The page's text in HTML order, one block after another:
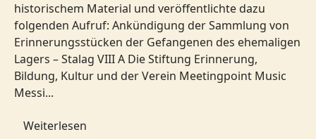
historischem Material und veröffentlichte dazu
folgenden Aufruf: Ankündigung der Sammlung von
Erinnerungsstücken der Gefangenen des ehemaligen
Lagers – Stalag VIII A Die Stiftung Erinnerung,
Bildung, Kultur und der Verein Meetingpoint Music
Messi...
Weiterlesen